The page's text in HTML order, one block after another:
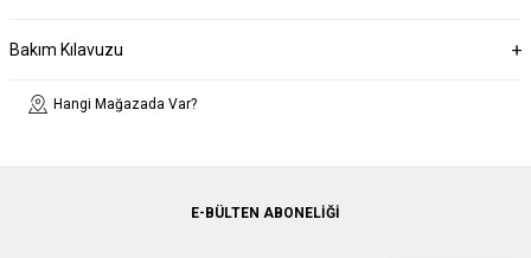
Bakım Kılavuzu
Hangi Mağazada Var?
E-BÜLTEN ABONELIĞI